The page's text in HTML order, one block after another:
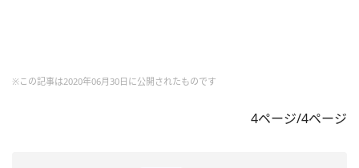
※この記事は2020年06月30日に公開されたものです
4ページ/4ページ